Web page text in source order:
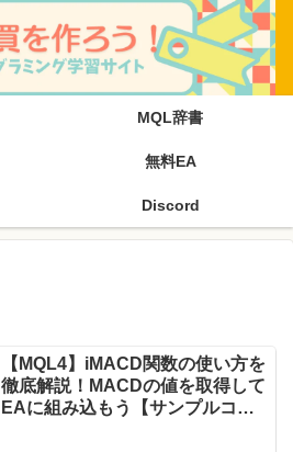
MQL辞書
無料EA
Discord
【MQL4】iMACD関数の使い方を
徹底解説！MACDの値を取得して
EAに組み込もう【サンプルコー